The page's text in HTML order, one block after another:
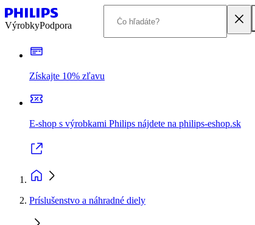
VýrobkyPodpora
Získajte 10% zľavu
E-shop s výrobkami Philips nájdete na philips-eshop.sk
Príslušenstvo a náhradné diely